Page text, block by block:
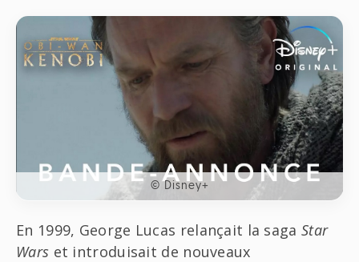
Régions
Société
Théâtre
© Disney+
En 1999, George Lucas relançait la saga Star
Wars et introduisait de nouveaux